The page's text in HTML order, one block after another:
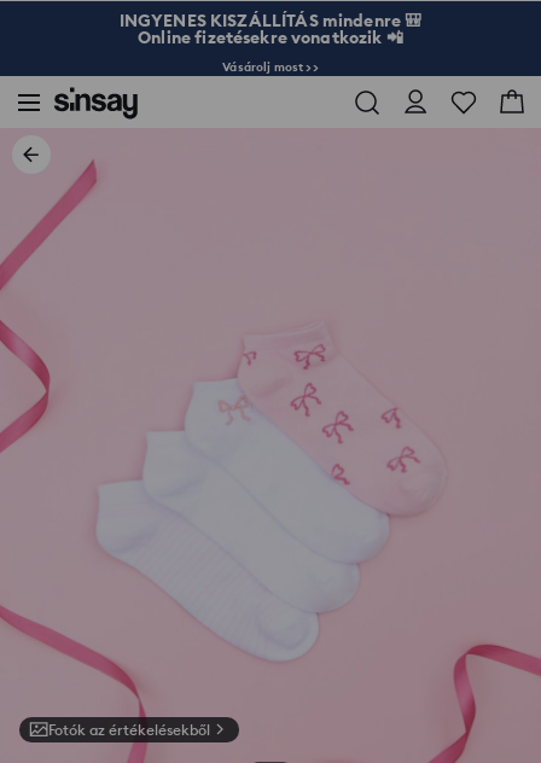
INGYENES KISZÁLLÍTÁS mindenre 🎒
Online fizetésekre vonatkozik 📲
Vásárolj most >>
Fotók az értékelésekből